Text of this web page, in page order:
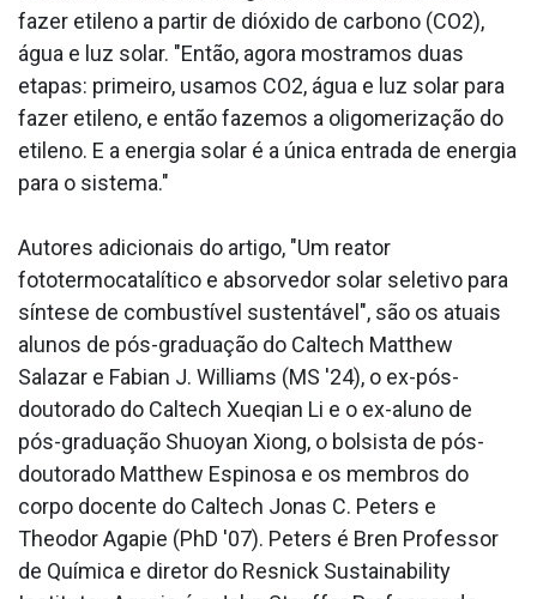
fazer etileno a partir de dióxido de carbono (CO2),
água e luz solar. "Então, agora mostramos duas
etapas: primeiro, usamos CO2, água e luz solar para
fazer etileno, e então fazemos a oligomerização do
etileno. E a energia solar é a única entrada de energia
para o sistema."
Autores adicionais do artigo, "Um reator
fototermocatalítico e absorvedor solar seletivo para
síntese de combustível sustentável", são os atuais
alunos de pós-graduação do Caltech Matthew
Salazar e Fabian J. Williams (MS '24), o ex-pós-
doutorado do Caltech Xueqian Li e o ex-aluno de
pós-graduação Shuoyan Xiong, o bolsista de pós-
doutorado Matthew Espinosa e os membros do
corpo docente do Caltech Jonas C. Peters e
Theodor Agapie (PhD '07). Peters é Bren Professor
de Química e diretor do Resnick Sustainability